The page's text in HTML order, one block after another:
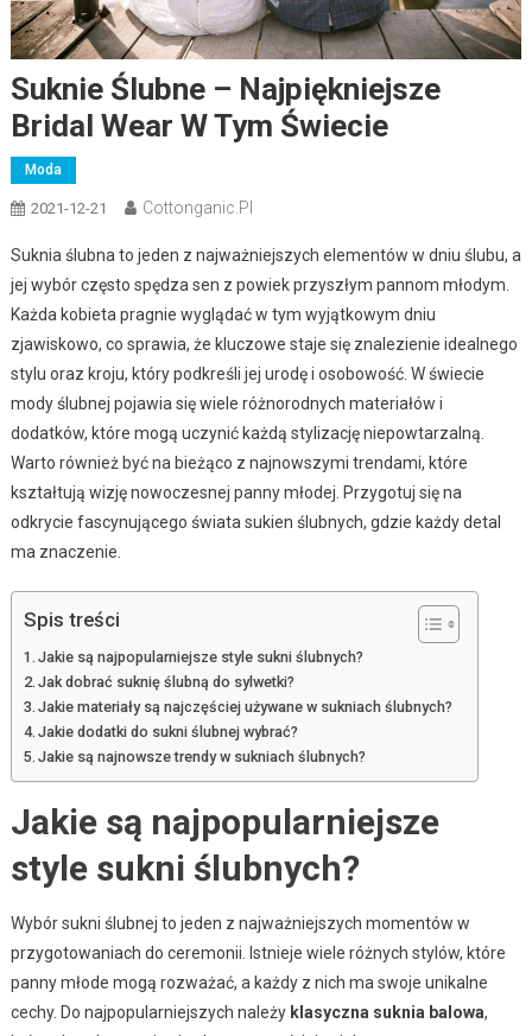
Suknie Ślubne – Najpiękniejsze
Bridal Wear W Tym Świecie
Moda
2021-12-21 Cottonganic.pl
Suknia ślubna to jeden z najważniejszych elementów w dniu ślubu, a
jej wybór często spędza sen z powiek przyszłym pannom młodym.
Każda kobieta pragnie wyglądać w tym wyjątkowym dniu
zjawiskowo, co sprawia, że kluczowe staje się znalezienie idealnego
stylu oraz kroju, który podkreśli jej urodę i osobowość. W świecie
mody ślubnej pojawia się wiele różnorodnych materiałów i
dodatków, które mogą uczynić każdą stylizację niepowtarzalną.
Warto również być na bieżąco z najnowszymi trendami, które
kształtują wizję nowoczesnej panny młodej. Przygotuj się na
odkrycie fascynującego świata sukien ślubnych, gdzie każdy detal
ma znaczenie.
Spis treści
Jakie są najpopularniejsze style sukni ślubnych?
Jak dobrać suknię ślubną do sylwetki?
Jakie materiały są najczęściej używane w sukniach ślubnych?
Jakie dodatki do sukni ślubnej wybrać?
Jakie są najnowsze trendy w sukniach ślubnych?
Jakie są najpopularniejsze
style sukni ślubnych?
Wybór sukni ślubnej to jeden z najważniejszych momentów w
przygotowaniach do ceremonii. Istnieje wiele różnych stylów, które
panny młode mogą rozważać, a każdy z nich ma swoje unikalne
cechy. Do najpopularniejszych należy klasyczna suknia balowa,